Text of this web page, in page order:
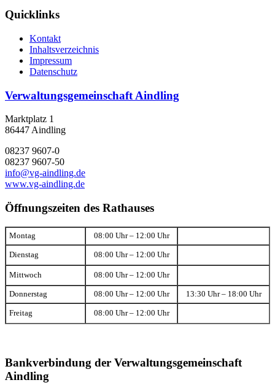
Quicklinks
Kontakt
Inhaltsverzeichnis
Impressum
Datenschutz
Verwaltungsgemeinschaft Aindling
Marktplatz 1
86447 Aindling
08237 9607-0
08237 9607-50
info@vg-aindling.de
www.vg-aindling.de
Öffnungszeiten des Rathauses
Montag 08:00 Uhr – 12:00 Uhr
Dienstag 08:00 Uhr – 12:00 Uhr
Mittwoch 08:00 Uhr – 12:00 Uhr
Donnerstag 08:00 Uhr – 12:00 Uhr 13:30 Uhr – 18:00 Uhr
Freitag 08:00 Uhr – 12:00 Uhr
Bankverbindung der Verwaltungsgemeinschaft
Aindling